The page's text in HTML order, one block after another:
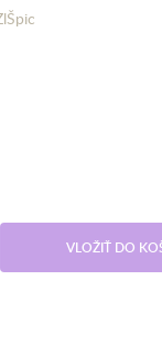
VLOŽIŤ DO